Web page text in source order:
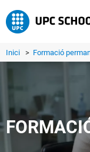
Inici > Formació